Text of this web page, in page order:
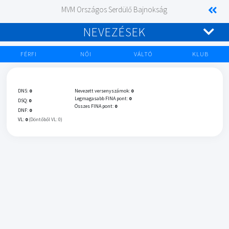
MVM Országos Serdülő Bajnokság
NEVEZÉSEK
FÉRFI NŐI VÁLTÓ KLUB
DNS: 0
DSQ: 0
DNF: 0
VL: 0 (Döntőből VL: 0)
Nevezett versenyszámok: 0
Legmagasabb FINA pont: 0
Összes FINA pont: 0